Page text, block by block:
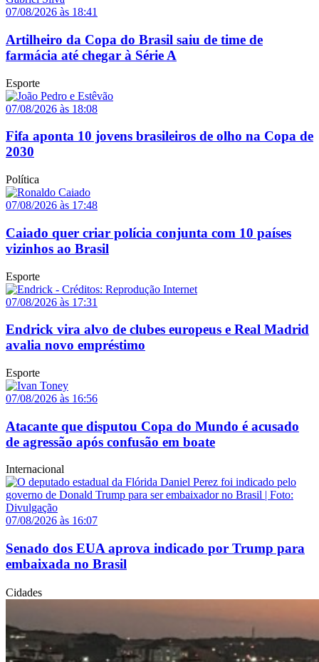
07/08/2026 às 18:41
Artilheiro da Copa do Brasil saiu de time de
farmácia até chegar à Série A
Esporte
07/08/2026 às 18:08
Fifa aponta 10 jovens brasileiros de olho na Copa de
2030
Política
07/08/2026 às 17:48
Caiado quer criar polícia conjunta com 10 países
vizinhos ao Brasil
Esporte
07/08/2026 às 17:31
Endrick vira alvo de clubes europeus e Real Madrid
avalia novo empréstimo
Esporte
07/08/2026 às 16:56
Atacante que disputou Copa do Mundo é acusado
de agressão após confusão em boate
Internacional
07/08/2026 às 16:07
Senado dos EUA aprova indicado por Trump para
embaixada no Brasil
Cidades